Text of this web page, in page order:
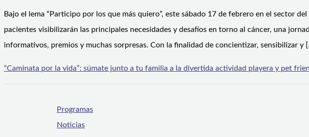
Bajo el lema “Participo por los que más quiero”, este sábado 17 de febrero en el sector
pacientes visibilizarán las principales necesidades y desafíos en torno al cáncer, una
informativos, premios y muchas sorpresas. Con la finalidad de concientizar, sensibilizar y
“Caminata por la vida”: súmate junto a tu familia a la divertida actividad playera y pet
Programas
Noticias